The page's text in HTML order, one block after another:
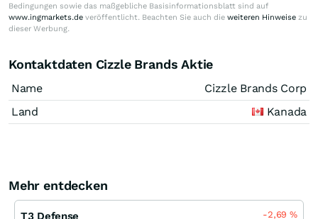
Bedingungen sowie das maßgebliche Basisinformationsblatt sind auf
www.ingmarkets.de veröffentlicht. Beachten Sie auch die weiteren Hinweise zu
dieser Werbung.
Kontaktdaten Cizzle Brands Aktie
Name
Cizzle Brands Corp
Land
Kanada
Mehr entdecken
T3 Defense -2,69%